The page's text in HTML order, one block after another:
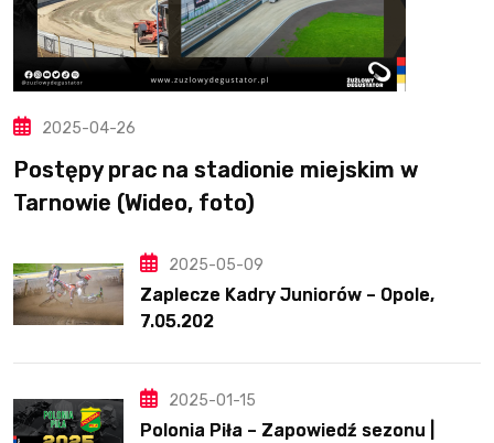
2025-04-26
Postępy prac na stadionie miejskim w
Tarnowie (Wideo, foto)
2025-05-09
Zaplecze Kadry Juniorów – Opole,
7.05.202
2025-01-15
Polonia Piła – Zapowiedź sezonu |